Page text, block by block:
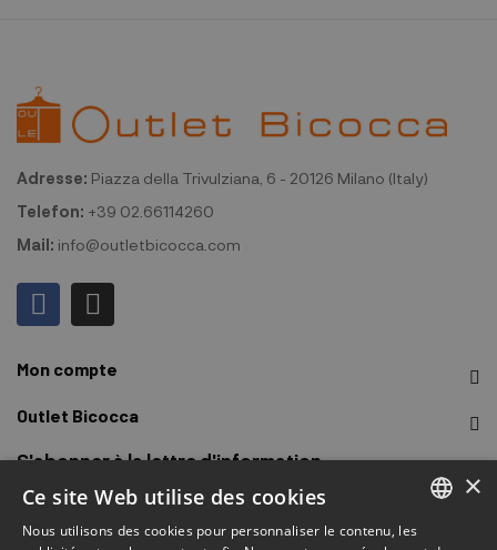
Adresse: Piazza della Trivulziana, 6 - 20126 Milano (Italy)
Telefon: +39 02.66114260
Mail: info@outletbicocca.com
Mon compte
Outlet Bicocca
S'abonner à la lettre d'information
derniers arrivages, aux promotions et plus encore.
ITALIAN
×
Ce site Web utilise des cookies
Nous utilisons des cookies pour personnaliser le contenu, les